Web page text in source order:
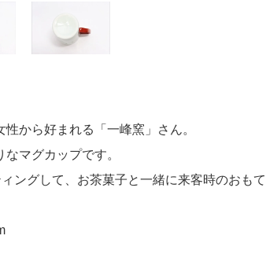
から好まれる「一峰窯」さん。
マグカップです。
ングして、お茶菓子と一緒に来客時のおも